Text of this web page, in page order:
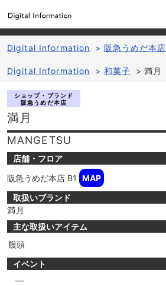
Digital Information > 阪急うめだ本店
Digital Information > 和菓子 > 満月
ショップ・ブランド
阪急うめだ本店
満月
MANGETSU
店舗・フロア
阪急うめだ本店 B1
MAP
取扱いブランド
満月
主な取扱いアイテム
饅頭
イベント
―